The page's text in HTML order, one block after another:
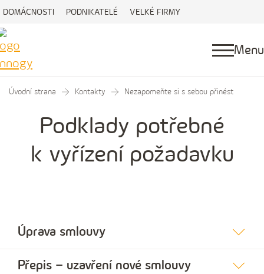
DOMÁCNOSTI PODNIKATELÉ VELKÉ FIRMY
Menu
Úvodní strana Kontakty Nezapomeňte si s sebou přinést
Podklady potřebné
k vyřízení požadavku
Úprava smlouvy
Přepis – uzavření nové smlouvy